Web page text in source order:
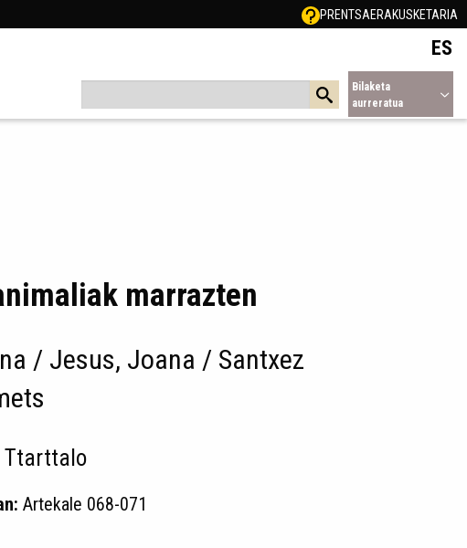
PRENTSAERAKUSKETARIA
ES
Bilaketa
aurreratua
marrazten
/ Jesus, Joana / Santxez
Ttarttalo
Artekale 068-071